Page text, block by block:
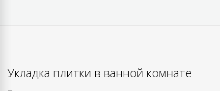
Укладка плитки в ванной комнате